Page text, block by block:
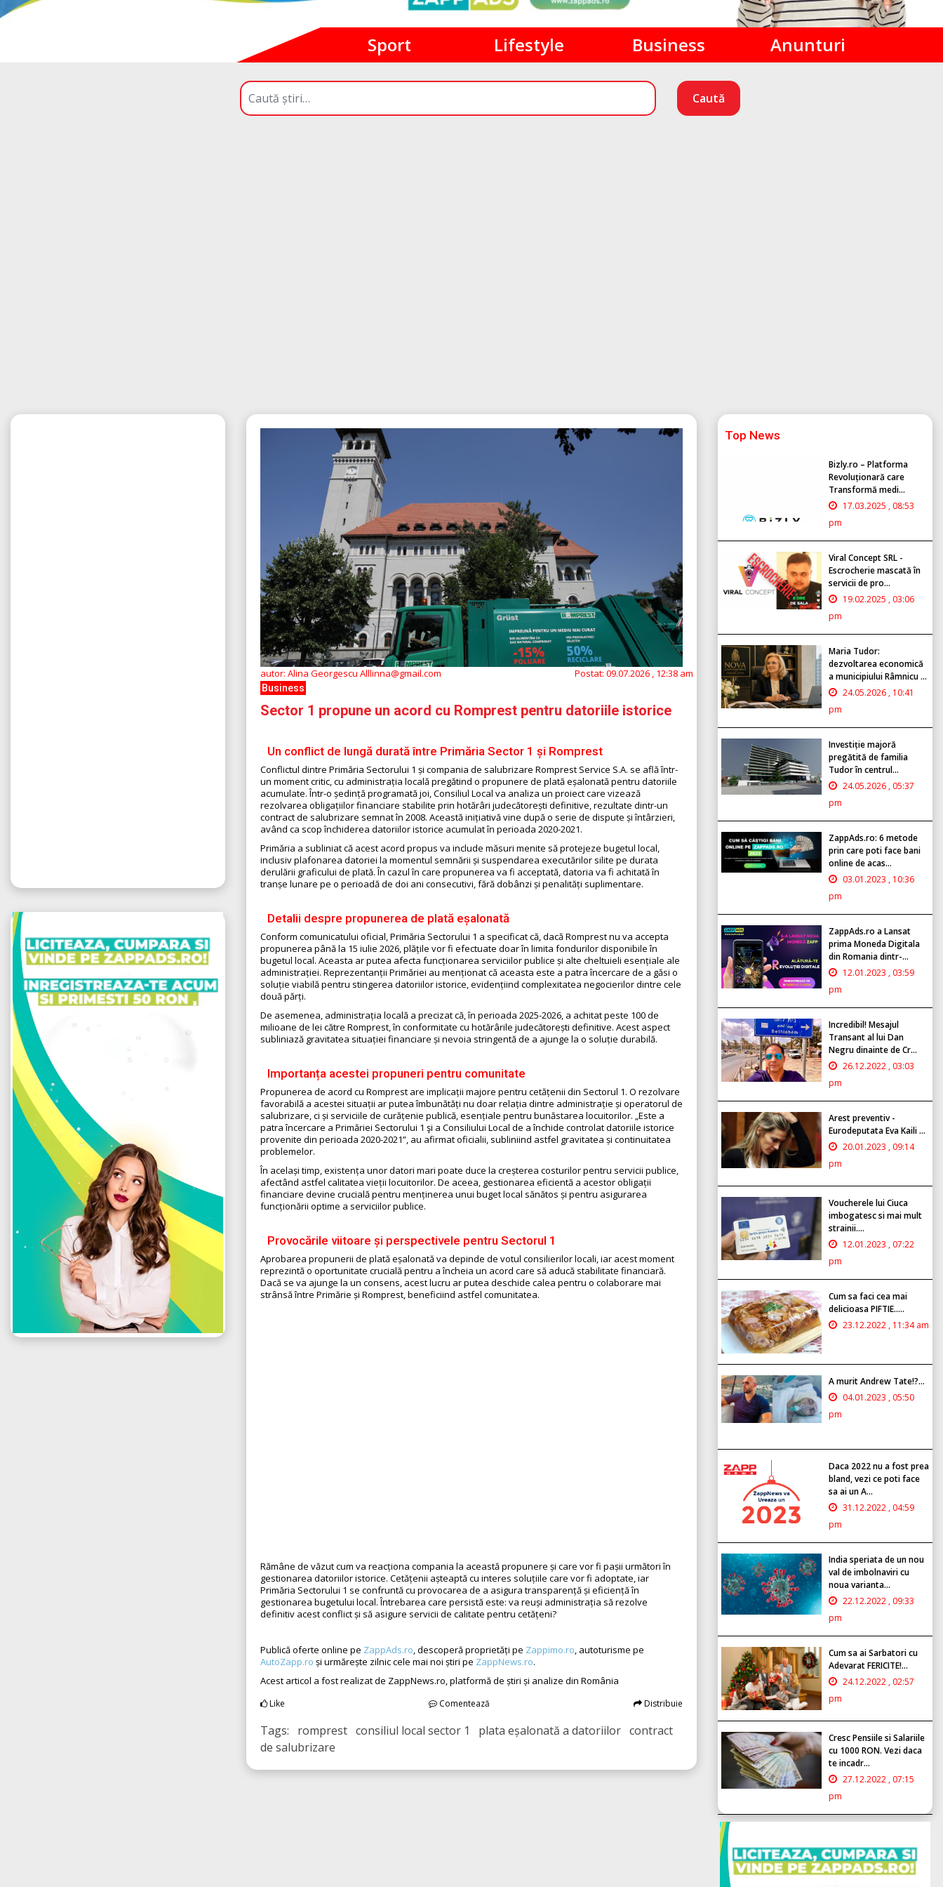
Sport Lifestyle Business Anunturi
Caută
autor: Alina Georgescu Alllinna@gmail.com Postat: 09.07.2026 , 12:38 am
Business
Sector 1 propune un acord cu Romprest pentru datoriile istorice
Un conflict de lungă durată între Primăria Sector 1 și Romprest
Conflictul dintre Primăria Sectorului 1 și compania de salubrizare Romprest Service S.A. se află într-
un moment critic, cu administrația locală pregătind o propunere de plată eșalonată pentru datoriile
acumulate. Într-o ședință programată joi, Consiliul Local va analiza un proiect care vizează
rezolvarea obligațiilor financiare stabilite prin hotărâri judecătorești definitive, rezultate dintr-un
contract de salubrizare semnat în 2008. Această inițiativă vine după o serie de dispute și întârzieri,
având ca scop închiderea datoriilor istorice acumulat în perioada 2020-2021.
Primăria a subliniat că acest acord propus va include măsuri menite să protejeze bugetul local,
inclusiv plafonarea datoriei la momentul semnării și suspendarea executărilor silite pe durata
derulării graficului de plată. În cazul în care propunerea va fi acceptată, datoria va fi achitată în
tranșe lunare pe o perioadă de doi ani consecutivi, fără dobânzi și penalități suplimentare.
Detalii despre propunerea de plată eșalonată
Conform comunicatului oficial, Primăria Sectorului 1 a specificat că, dacă Romprest nu va accepta
propunerea până la 15 iulie 2026, plățile vor fi efectuate doar în limita fondurilor disponibile în
bugetul local. Aceasta ar putea afecta funcționarea serviciilor publice și alte cheltuieli esențiale ale
administrației. Reprezentanții Primăriei au menționat că aceasta este a patra încercare de a găsi o
soluție viabilă pentru stingerea datoriilor istorice, evidențiind complexitatea negocierilor dintre cele
două părți.
De asemenea, administrația locală a precizat că, în perioada 2025-2026, a achitat peste 100 de
milioane de lei către Romprest, în conformitate cu hotărârile judecătorești definitive. Acest aspect
subliniază gravitatea situației financiare și nevoia stringentă de a ajunge la o soluție durabilă.
Importanța acestei propuneri pentru comunitate
Propunerea de acord cu Romprest are implicații majore pentru cetățenii din Sectorul 1. O rezolvare
favorabilă a acestei situații ar putea îmbunătăți nu doar relația dintre administrație și operatorul de
salubrizare, ci și serviciile de curățenie publică, esențiale pentru bunăstarea locuitorilor. „Este a
patra încercare a Primăriei Sectorului 1 şi a Consiliului Local de a închide controlat datoriile istorice
provenite din perioada 2020-2021”, au afirmat oficialii, subliniind astfel gravitatea și continuitatea
problemelor.
În același timp, existența unor datori mari poate duce la creșterea costurilor pentru servicii publice,
afectând astfel calitatea vieții locuitorilor. De aceea, gestionarea eficientă a acestor obligații
financiare devine crucială pentru menținerea unui buget local sănătos și pentru asigurarea
funcționării optime a serviciilor publice.
Provocările viitoare și perspectivele pentru Sectorul 1
Aprobarea propunerii de plată eșalonată va depinde de votul consilierilor locali, iar acest moment
reprezintă o oportunitate crucială pentru a încheia un acord care să aducă stabilitate financiară.
Dacă se va ajunge la un consens, acest lucru ar putea deschide calea pentru o colaborare mai
strânsă între Primărie și Romprest, beneficiind astfel comunitatea.
Rămâne de văzut cum va reacționa compania la această propunere și care vor fi pașii următori în
gestionarea datoriilor istorice. Cetățenii așteaptă cu interes soluțiile care vor fi adoptate, iar
Primăria Sectorului 1 se confruntă cu provocarea de a asigura transparență și eficiență în
gestionarea bugetului local. Întrebarea care persistă este: va reuși administrația să rezolve
definitiv acest conflict și să asigure servicii de calitate pentru cetățeni?
Publică oferte online pe ZappAds.ro , descoperă proprietăți pe Zappimo.ro , autoturisme pe
AutoZapp.ro și urmărește zilnic cele mai noi știri pe ZappNews.ro.
Acest articol a fost realizat de ZappNews.ro, platformă de știri și analize din România
Like Comentează Distribuie
Tags: romprest consiliul local sector 1 plata eșalonată a datoriilor contract
de salubrizare
Top News
Bizly.ro – Platforma
Revoluționară care
Transformă medi...
17.03.2025 , 08:53
pm
Viral Concept SRL -
Escrocherie mascată în
servicii de pro...
19.02.2025 , 03:06
pm
Maria Tudor:
dezvoltarea economică
a municipiului Râmnicu ...
24.05.2026 , 10:41
pm
Investiție majoră
pregătită de familia
Tudor în centrul...
24.05.2026 , 05:37
pm
ZappAds.ro: 6 metode
prin care poti face bani
online de acas...
03.01.2023 , 10:36
pm
ZappAds.ro a Lansat
prima Moneda Digitala
din Romania dintr-...
12.01.2023 , 03:59
pm
Incredibil! Mesajul
Transant al lui Dan
Negru dinainte de Cr...
26.12.2022 , 03:03
pm
Arest preventiv -
Eurodeputata Eva Kaili ...
20.01.2023 , 09:14
pm
Voucherele lui Ciuca
imbogatesc si mai mult
strainii....
12.01.2023 , 07:22
pm
Cum sa faci cea mai
delicioasa PIFTIE.....
23.12.2022 , 11:34 am
A murit Andrew Tate!?...
04.01.2023 , 05:50
pm
Daca 2022 nu a fost prea
bland, vezi ce poti face
sa ai un A...
31.12.2022 , 04:59
pm
India speriata de un nou
val de imbolnaviri cu
noua varianta...
22.12.2022 , 09:33
pm
Cum sa ai Sarbatori cu
Adevarat FERICITE!...
24.12.2022 , 02:57
pm
Cresc Pensiile si Salariile
cu 1000 RON. Vezi daca
te incadr...
27.12.2022 , 07:15
pm